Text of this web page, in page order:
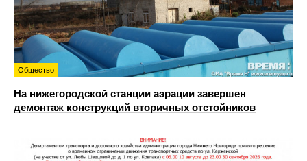
Общество
На нижегородской станции аэрации завершен
демонтаж конструкций вторичных отстойников